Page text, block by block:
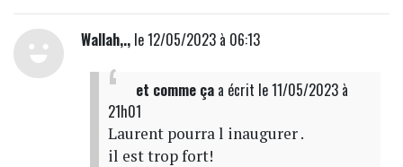
Wallah,.,le 12/05/2023 à 06:13
et comme çaa écrit le 11/05/2023 à
21h01
Laurent pourra l inaugurer .
il est trop fort!